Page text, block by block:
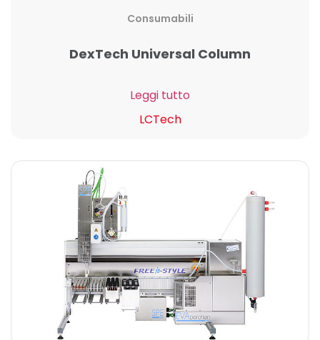
Consumabili
DexTech Universal Column
Leggi tutto
LCTech